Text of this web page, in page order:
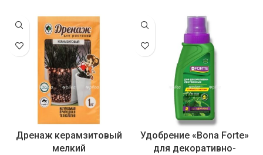
Дренаж керамзитовый
мелкий
Удобрение «Bona Forte»
для декоративно-